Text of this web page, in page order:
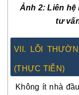
Ảnh 2: Liên
tư
VII. LỖI
(THỰC TIỄN)
Không ít nhà